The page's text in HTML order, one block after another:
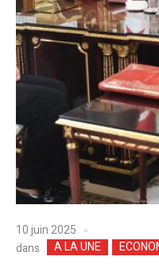
10 juin 2025
dans
A LA UNE